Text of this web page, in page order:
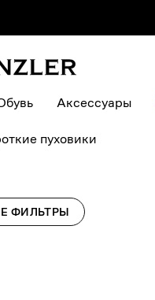
Аксессуары
пуховики
ФИЛЬТРЫ